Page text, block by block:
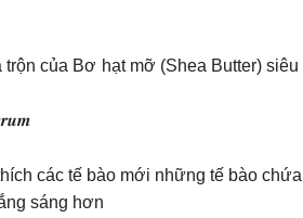
của Bơ hạt mỡ (Shea Butter)
các tế bào mới những tế bào
sáng hơn